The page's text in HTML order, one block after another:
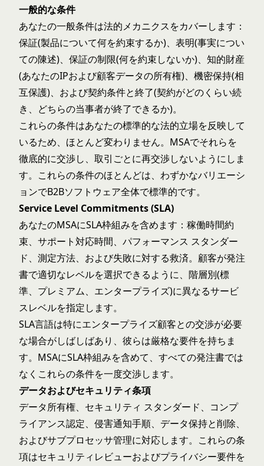
一般的な条件
あなたの一般条件は法的メカニクスをカバーします：
保証(製品について何を約束するか)、表明(事実につい
ての陳述)、保証の制限(何を約束しないか)、知的財産
(あなたのIPおよび顧客データの所有権)、機密保持(相
互保護)、および契約条件と終了(契約がどのくらい続
き、どちらの当事者が終了できるか)。
これらの条件はあなたの標準的な法的立場を反映して
いるため、ほとんど変わりません。MSAでそれらを
徹底的に交渉し、取引ごとに再交渉しないようにしま
す。これらの条件のほとんどは、わずかなバリエーシ
ョンでB2Bソフトウェア全体で標準的です。
Service Level Commitments (SLA)
あなたのMSAにSLA枠組みを含めます：稼働時間約
束、サポート対応時間、パフォーマンス スタンダー
ド、測定方法、および失敗に対する救済。顧客が発注
書で適切なレベルを選択できるように、階層別(標
準、プレミアム、エンタープライズ)に異なるサービ
スレベルを指定します。
SLA言語は特にエンタープライズ顧客との交渉が必要
な場合がしばしばあり、彼らは厳格な要件を持ちま
す。MSAにSLA枠組みを含めて、すべての発注書では
なくこれらの条件を一度交渉します。
データおよびセキュリティ条項
データ所有権、セキュリティ スタンダード、コンプ
ライアンス認定、侵害通知手順、データ保持と削除、
およびサブプロセッサ管理に対応します。これらの条
項はセキュリティレビューおよびプライバシー要件を